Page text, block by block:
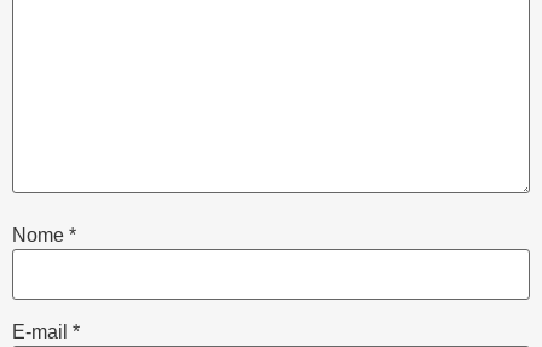
Nome *
E-mail *